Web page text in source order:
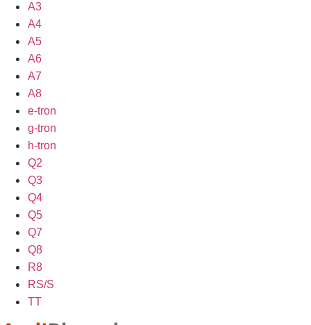
A3
A4
A5
A6
A7
A8
e-tron
g-tron
h-tron
Q2
Q3
Q4
Q5
Q7
Q8
R8
RS/S
TT